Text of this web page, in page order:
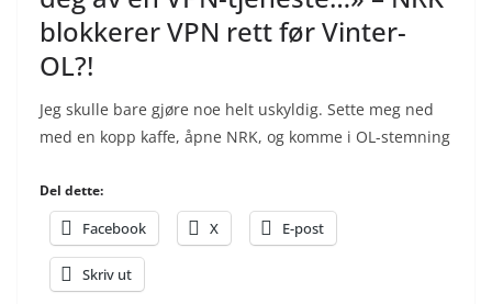
blokkerer VPN rett før Vinter-
OL?!
Jeg skulle bare gjøre noe helt uskyldig. Sette meg ned
med en kopp kaffe, åpne NRK, og komme i OL-stemning
Del dette:
Facebook X E-post
Skriv ut